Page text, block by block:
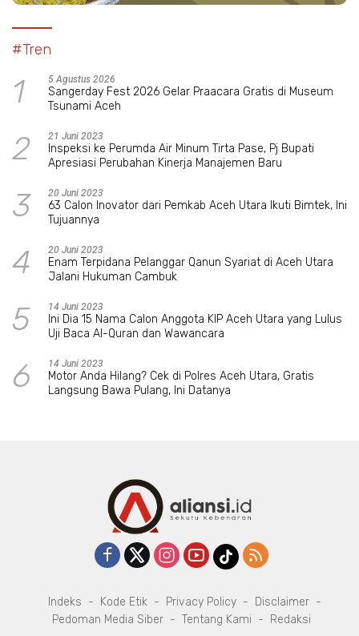
#Tren
1 5 Agustus 2026
Sangerday Fest 2026 Gelar Praacara Gratis di Museum
Tsunami Aceh
2 21 Juni 2023
Inspeksi ke Perumda Air Minum Tirta Pase, Pj Bupati
Apresiasi Perubahan Kinerja Manajemen Baru
3 20 Juni 2023
63 Calon Inovator dari Pemkab Aceh Utara Ikuti Bimtek, Ini
Tujuannya
4 20 Juni 2023
Enam Terpidana Pelanggar Qanun Syariat di Aceh Utara
Jalani Hukuman Cambuk
5 14 Juni 2023
Ini Dia 15 Nama Calon Anggota KIP Aceh Utara yang Lulus
Uji Baca Al-Quran dan Wawancara
6 14 Juni 2023
Motor Anda Hilang? Cek di Polres Aceh Utara, Gratis
Langsung Bawa Pulang, Ini Datanya
Indeks Kode Etik Privacy Policy
Disclaimer
Pedoman Media Siber
Tentang Kami
Redaksi